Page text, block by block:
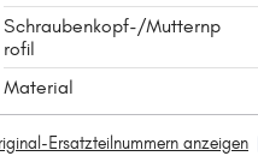
Schraubenkopf-/Mutternp
rofil
Material
Ersatzteilnummern anzeigen